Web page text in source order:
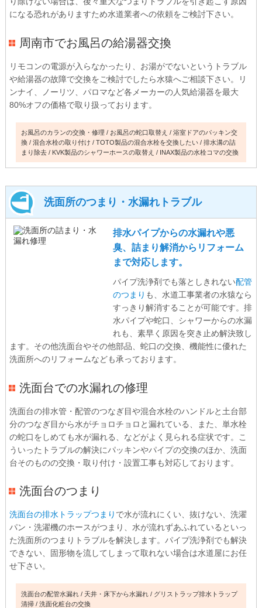
になる恐れがありますため水道業者への依頼をご検討下さい。
周南市でお風呂の給湯器交換
リモコンの電源が入らなかったり、お湯がでないというトラブル
や給湯器の故障で交換をご検討でしたら水猿へご相談下さい。リ
ンナイ、ノーリツ、パロマなど各メーカーの人気給湯器を最大
80%オフの価格で取り扱っております。
お風呂のカランの交換・修理 お風呂の蛇口取替え
浴室ドアのパッキン交
換
混合水栓の取り付け TOTO製品の混合水栓を交換したい
排水溝の詰
まり除去
KVK製品のシャワーホースの取替え INAX製品の水栓コマの交換
洗面所のつまり・水漏れトラブル
排水パイプからの水漏れや悪
臭、詰まり解消からリフォーム
まで対応します。
パイプ洗浄剤でも落としきれない配管
のつまり も、水道工事業者の水猿なら
すっきり解消することが可能です。排
水パイプや蛇口、シャワーからの水漏
れも、素早く原因を突き止め解決致し
ます。その他洗面台やその他部品、蛇口の交換、機能性に優れた
洗面所へのリフォームなども承っております。
洗面台での水漏れの修理
洗面台の排水管・配管のつなぎ目や混合水栓のハンドルと土台部
分のつなぎ目から水がチョロチョロと漏れている、また、単水栓
の蛇口をしめても水が漏れる、などがよく見られる症状です。こ
ういったトラブルの解決にパッキンやパイプの交換のほか、洗面
台そのものの交換・取り付け・設置工事も対応しております。
洗面台のつまり
洗面台の排水トラップつまり で水が流れにくい、抜けない、洗濯
パン・洗濯機のホースがつまり、水が流れずあふれているといっ
た洗面所のつまりトラブルを解決します。パイプ洗浄剤でも解決
できない、固形物を流してしまって取れない場合は水道屋にお任
せ下さい。
洗面台の配管水漏れ 天井・床下から水漏れ
グリストラップ排水トラップ
清掃
洗面化粧台の交換